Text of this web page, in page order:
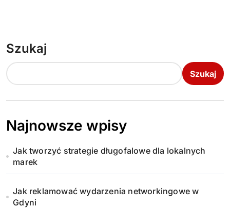
Szukaj
Szukaj
Najnowsze wpisy
Jak tworzyć strategie długofalowe dla lokalnych
marek
Jak reklamować wydarzenia networkingowe w
Gdyni